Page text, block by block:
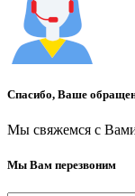
Спасибо, Ваше
Мы свяжемся с
Мы Вам перезвоним